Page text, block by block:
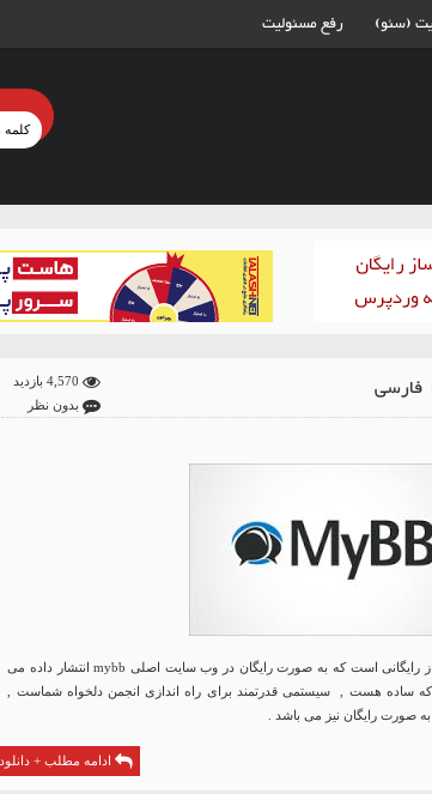
(سئو) رفع مسئولیت
بدون نظر
دانلود Mybb نسخه 1.8 : mybb انجمن ساز رایگانی است که به صورت رایگان در وب سایت اصلی mybb انتشار داده می
ساده هست , سیستمی قدرتمند برای راه اندازی انجمن دلخواه شماست ,
صورت رایگان نیز می باشد .
ادامه مطلب + دانلود